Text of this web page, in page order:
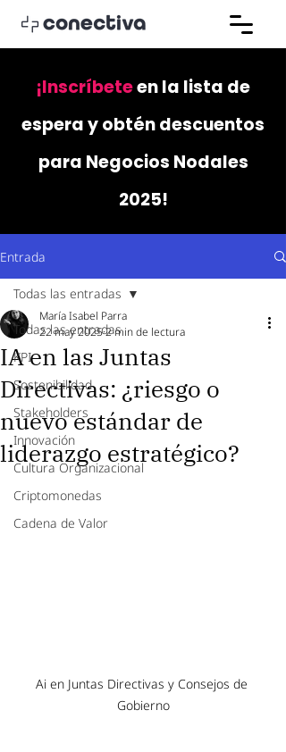
¡Inscríbeteen la lista de
espera y obtén descuentos
para Negocios Nodales
2025!
Entrada
Todas las entradas
KPI
Sostenibilidad
Stakeholders
Innovación
Cultura Organizacional
Criptomonedas
Cadena de Valor
Todas las entradas
IA en las Juntas
Directivas: ¿riesgo o
nuevo estándar de
liderazgo estratégico?
María Isabel Parra
22 may 20252 min de lectura
Ai en Juntas Directivas y Consejos de
Gobierno